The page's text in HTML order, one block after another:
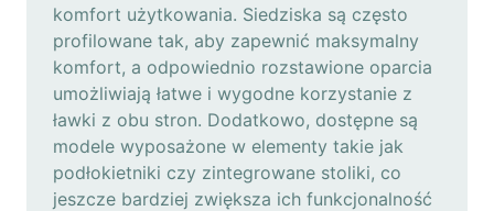
komfort użytkowania. Siedziska są często
profilowane tak, aby zapewnić maksymalny
komfort, a odpowiednio rozstawione oparcia
umożliwiają łatwe i wygodne korzystanie z
ławki z obu stron. Dodatkowo, dostępne są
modele wyposażone w elementy takie jak
podłokietniki czy zintegrowane stoliki, co
jeszcze bardziej zwiększa ich funkcjonalność